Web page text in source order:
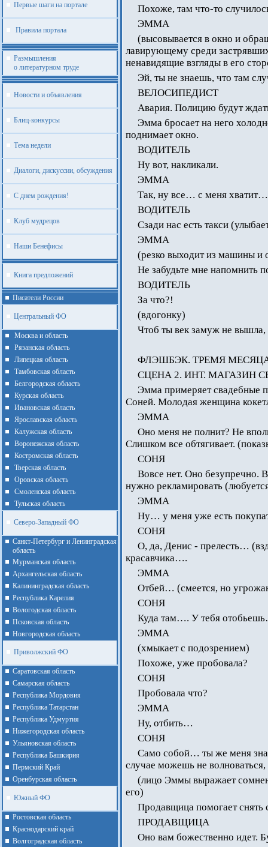
Первые шаги на портале
Правила портала
Размышления
о литературном труде
Новости и объявления
Блиц-конкурсы
Тема недели
Диалоги, дискуссии, обсуждения
С днем рождения!
Клуб мудрецов
Наши Бенефисы
Книга предложений
Писатели России
Центральный ФО
Москва и область
Рязанская область
Липецкая область
Тамбовская область
Белгородская область
Курская область
Ивановская область
Ярославская область
Калужская область
Воронежская область
Костромская область
Тверская область
Оровская область
Смоленская область
Тульская область
Северо-Западный ФО
Санкт-Петербург и Ленинградская
область
Мурманская область
Архангельская область
Калининградская область
Республика Карелия
Вологодская область
Псковская область
Новгородская область
Приволжский ФО
Cаратовская область
Cамарская область
Республика Мордовия
Республика Татарстан
Республика Удмуртия
Нижегородская область
Ульяновская область
Республика Башкирия
Пермский Край
Оренбурская область
Южный ФО
Ростовская область
Краснодарский край
Волгоградская область
Похоже, там что-то
ЭММА
(высовывается в окно и
лавирующему среди
ненавидящие взгляды в его
Эй, ты не знаешь, что там
ВЕЛОСИПЕДИСТ
Авария. Полицию будут
Эмма бросает на него
поднимает окно.
ВОДИТЕЛЬ
Ну вот, накликали.
ЭММА
Так, ну все… с меня
ВОДИТЕЛЬ
Сзади нас есть такси
ЭММА
(резко выходит из машины и
Не забудьте мне напомнить
ВОДИТЕЛЬ
За что?!
(вдогонку)
Чтоб ты век замуж не вышла,
ФЛЭШБЭК. ТРЕМЯ
СЦЕНА 2. ИНТ. МАГАЗИН
Эмма примеряет свадебные
Соней. Молодая женщина
ЭММА
Оно меня не полнит? Не
Слишком все обтягивает.
СОНЯ
Вовсе нет. Оно безупречно.
нужно рекламировать
ЭММА
Ну… у меня уже есть
СОНЯ
О, да, Денис - прелесть…
красавчика….
ЭММА
Отбей… (смеется, но
СОНЯ
Куда там…. У тебя
ЭММА
(хмыкает с подозрением)
Похоже, уже пробовала?
СОНЯ
Пробовала что?
ЭММА
Ну, отбить…
СОНЯ
Само собой… ты же меня
случае можешь не
(лицо Эммы выражает
его)
Продавщица помогает снять
ПРОДАВЩИЦА
Оно вам божественно идет.